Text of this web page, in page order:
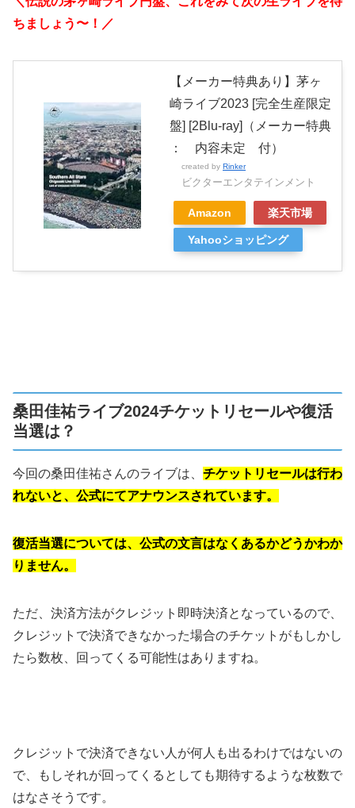
ちましょう〜！／
【メーカー特典あり】茅ヶ
崎ライブ2023 [完全生産限定
盤] [2Blu-ray]（メーカー特典
： 内容未定 付）
created by Rinker
ビクターエンタテインメント
Amazon 楽天市場
Yahooショッピング
桑田佳祐ライブ2024チケットリセールや復活
当選は？
今回の桑田佳祐さんのライブは、 チケットリセールは行わ
れないと、公式にてアナウンスされています。
復活当選については、公式の文言はなくあるかどうかわか
りません。
ただ、決済方法がクレジット即時決済となっているので、
クレジットで決済できなかった場合のチケットがもしかし
たら数枚、回ってくる可能性はありますね。
クレジットで決済できない人が何人も出るわけではないの
で、もしそれが回ってくるとしても期待するような枚数で
はなさそうです。